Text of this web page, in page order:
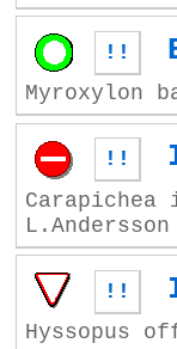
!!
Myroxylon
!!
Carapichea
L.Andersson
!!
Hyssopus